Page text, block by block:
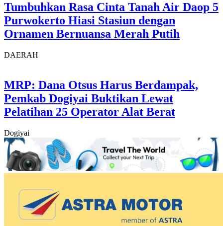
Tumbuhkan Rasa Cinta Tanah Air Daop 5
Purwokerto Hiasi Stasiun dengan
Ornamen Bernuansa Merah Putih
DAERAH
MRP: Dana Otsus Harus Berdampak,
Pemkab Dogiyai Buktikan Lewat
Pelatihan 25 Operator Alat Berat
Dogiyai